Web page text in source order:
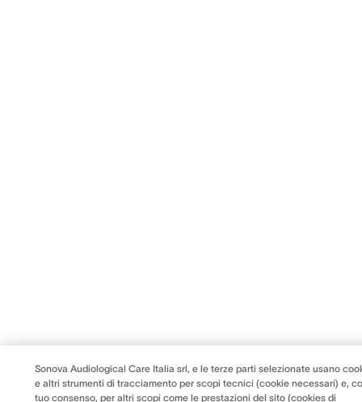
Sonova Audiological Care Italia srl, e le terze parti selezionate usano
e altri strumenti di tracciamento per scopi tecnici (cookie necessari) e,
tuo consenso, per altri scopi come le prestazioni del sito (cookies di